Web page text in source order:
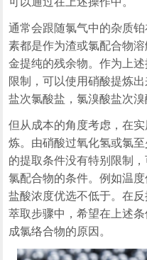
通常会跟随氯气中的杂质
素都是作为渣或氯配合物
金提纯的残余物。作为上
限制，可以使用硝酸提炼
盐次氯酸盐，氯溴酸盐次溴
但从成本的角度考虑，在
炼。由硝酸过氧化氢或氯
的提取条件没有特别限制
氯配合物的条件。例如温
盐酸浓度优选不低于。在
萃取步骤中，希望在上述
成氯络合物的原因。